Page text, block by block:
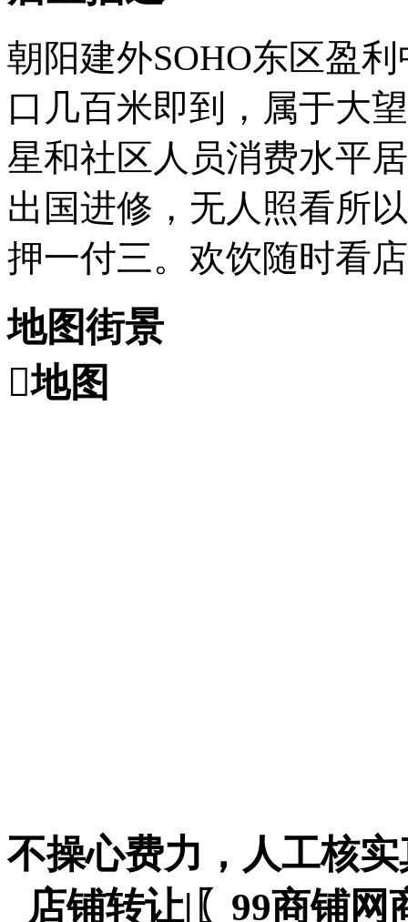
朝阳建外SOHO东区盈
口几百米即到，属于大
星和社区人员消费水平
出国进修，无人照看所
押一付三。欢饮随时看
地图街景
地图
不操心费力，人工核
_店铺转让|〖99商铺